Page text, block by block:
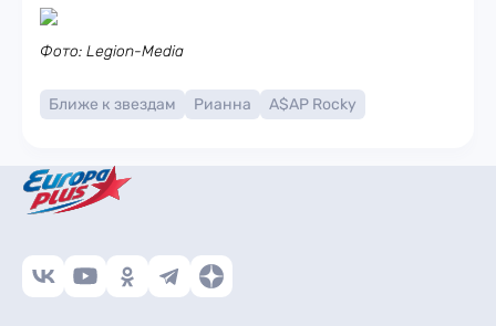
Фото: Legion-Media
Ближе к звездам Рианна A$AP Rocky